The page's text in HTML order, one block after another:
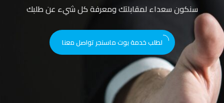
سنكون سعداء لمقابلتك ومعرفة كل شيء عن طلبك
لطلب خدمة بوت ماسنجر تواصل معنا